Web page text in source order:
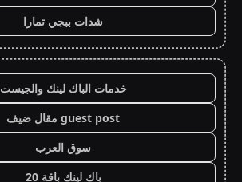
شدات ببجي تمارا
خدمات الباك لينك والجيست
guest post مقال ضيف
سوق العرب
باك لينك باقة 20